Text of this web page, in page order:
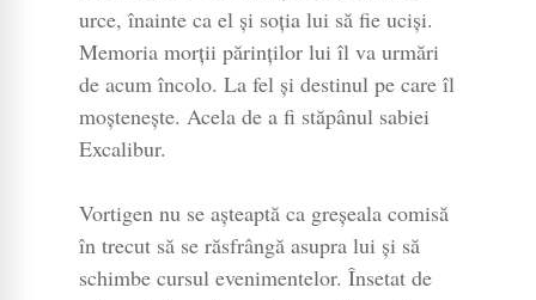
urce, înainte ca el și soția lui să fie uciși.
Memoria morții părinților lui îl va urmări
de acum încolo. La fel și destinul pe care îl
moștenește. Acela de a fi stăpânul sabiei
Excalibur.
Vortigen nu se așteaptă ca greșeala comisă
în trecut să se răsfrângă asupra lui și să
schimbe cursul evenimentelor. Însetat de